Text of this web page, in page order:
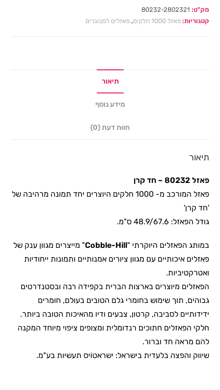
מק"ט: 80232-2802321
קטגוריות:פאזל 1000 חלקים ,פאזלים למבוגרים
תיאור
מידע נוסף
חוות דעת (0)
תיאור
פאזל 80232 – חד קרן
פאזל המורכב מ- 1000 חלקים היוצרים יחד תמונה מרהיבה של
'חד קרן'
גודל הפאזל: 48.9/67.6 ס"מ.
במותג הפאזלים היוקרתי "Cobble-Hill" מייצרים מגוון ענק של
פאזלים איכותיים עם מגוון ציורים אמנותיים ותמונות ייחודיות
ואטרקטיביות.
הפאזלים מיוצרים בארצות הברית בקפידה רבה ובסטנדרטים
גבוהים, תוך שימוש בחומרי גלם הטובים בעולם, חומרים
ידידותיים לסביבה, קרטון, צבעים ודיו מהאיכות הטובה ביותר.
חלקי הפאזלים חתוכים רנדומלית ומצופים ציפוי מיוחד המקנה
להם מראה חד וברור.
שיווק והפצה בלעדית בישראל: ישראטוֹיס תעשיות בע"מ.